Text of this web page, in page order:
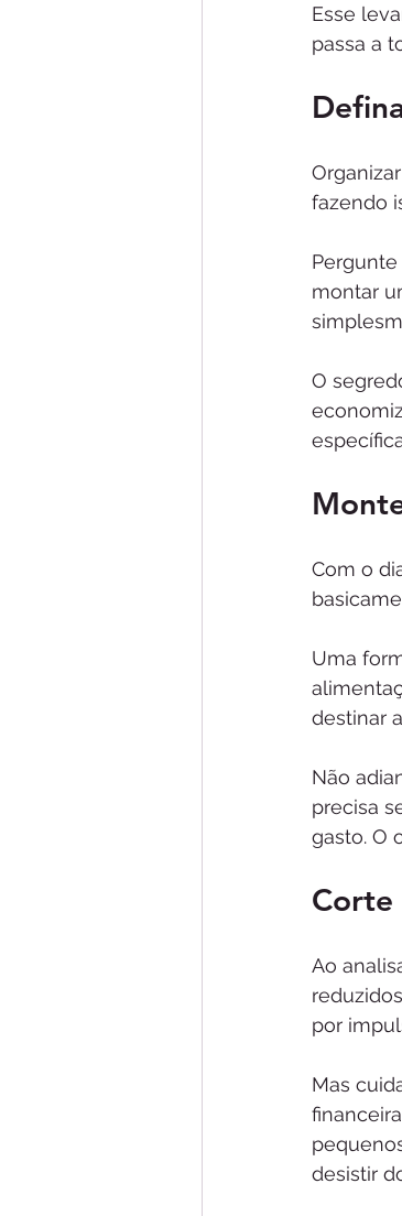
Esse
passa a
fazendo
montar
O
Com o
Uma
destinar
Não
precisa
gasto. O
Corte
Ao
por
Mas
desistir